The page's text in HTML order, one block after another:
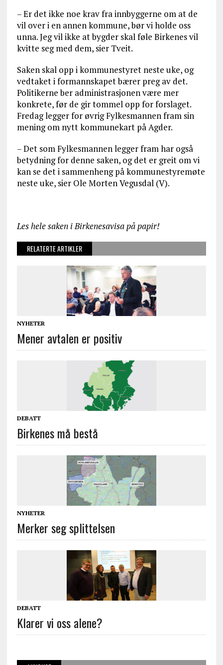
– Er det ikke noe krav fra innbyggerne om at de
vil over i en annen kommune, bør vi holde oss
unna. Jeg vil ikke at bygder skal føle Birkenes vil
kvitte seg med dem, sier Tveit.
Saken skal opp i kommunestyret neste uke, og
vedtaket i formannskapet bærer preg av det.
Politikerne ber administrasjonen være mer
konkrete, før de gir tommel opp for forslaget.
Fredag legger for øvrig Fylkesmannen fram sin
mening om nytt kommunekart på Agder.
– Det som Fylkesmannen legger fram har også
betydning for denne saken, og det er greit om vi
kan se det i sammenheng på kommunestyremøte
neste uke, sier Ole Morten Vegusdal (V).
Les hele saken i Birkenesavisa på papir!
RELATERTE ARTIKLER
NYHETER
Mener avtalen er positiv
DEBATT
Birkenes må bestå
NYHETER
Merker seg splittelsen
DEBATT
Klarer vi oss alene?